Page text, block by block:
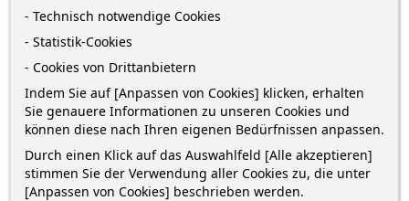
IN DEN WARENKORB
 Nur noch wenige Teile verfügbar
Bestelle innerhalb von7 Stunden und 41 Minuten und
erhalte die BestellungzwischenmorgenundDienstag 11
- Technisch notwendige Cookies
- Statistik-Cookies
- Cookies von Drittanbietern
Indem Sie auf [Anpassen von Cookies] klicken, erhalten
Sie genauere Informationen zu unseren Cookies und
können diese nach Ihren eigenen Bedürfnissen anpassen.
Durch einen Klick auf das Auswahlfeld [Alle akzeptieren]
stimmen Sie der Verwendung aller Cookies zu, die unter
[Anpassen von Cookies] beschrieben werden.